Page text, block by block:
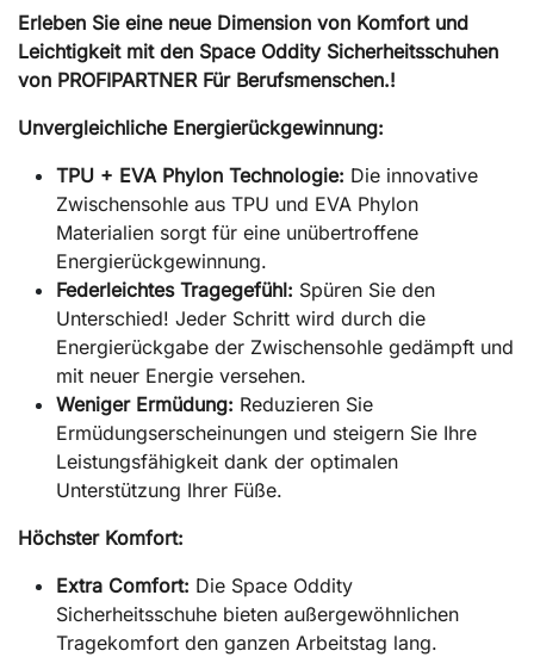
Erleben Sie eine neue Dimension von Komfort und
Leichtigkeit mit den Space Oddity Sicherheitsschuhen
von PROFIPARTNER Für Berufsmenschen.!
Unvergleichliche Energierückgewinnung:
TPU + EVA Phylon Technologie: Die innovative
Zwischensohle aus TPU und EVA Phylon
Materialien sorgt für eine unübertroffene
Energierückgewinnung.
Federleichtes Tragegefühl: Spüren Sie den
Unterschied! Jeder Schritt wird durch die
Energierückgabe der Zwischensohle gedämpft und
mit neuer Energie versehen.
Weniger Ermüdung: Reduzieren Sie
Ermüdungserscheinungen und steigern Sie Ihre
Leistungsfähigkeit dank der optimalen
Unterstützung Ihrer Füße.
Höchster Komfort:
Extra Comfort: Die Space Oddity
Sicherheitsschuhe bieten außergewöhnlichen
Tragekomfort den ganzen Arbeitstag lang.